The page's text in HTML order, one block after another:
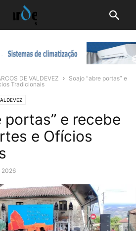
DE VALDEVEZ
Soajo “abre portas” e
Tradicionais
portas” e recebe
e Ofícios
2026